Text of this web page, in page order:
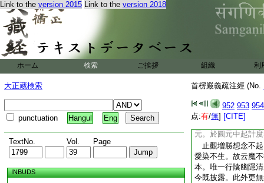
Link to the version 2015 Link to the version 2018
ホーム 検索 ご挨拶 組織 利
大正蔵検索
punctuation Hangul Eng
TextNo. Vol. Page
INBUDS
首楞嚴義疏注經 (No.
952 953 954
点:有/無] [CITE]
若此清擾熠熠元性
波瀾滅化爲澄水。
生濁。觀其所由。
元澄者。行陰若盡
生滅根元習氣。令
水也。以行是衆生
衆生濁也。行陰生
二正明現境十。一
阿難當知。是得正
明正心。十類天魔
類本。於本類中生
元。於圓元中起計
止觀増勝想念不
愛染不生。故云魔
本。唯一行陰幽隱
今既披露。此外更